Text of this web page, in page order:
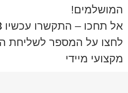
המושלמים!
אל תחכו – התקשרו עכשיו
לחצו על המספר לשליחת
מקצועי מיידי